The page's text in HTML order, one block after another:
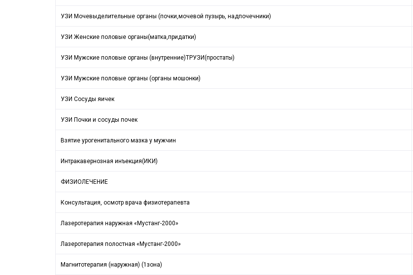
УЗИ Мочевыделительные органы (почки,мочевой пузырь, надпочечники)
УЗИ Женские половые органы(матка,придатки)
УЗИ Мужские половые органы (внутренние)ТРУЗИ(простаты)
УЗИ Мужские половые органы (органы мошонки)
УЗИ Сосуды яичек
УЗИ Почки и сосуды почек
Взятие урогенитального мазка у мужчин
Интракавернозная инъекция(ИКИ)
ФИЗИОЛЕЧЕНИЕ
Консультация, осмотр врача физиотерапевта
Лазеротерапия наружная «Мустанг-2000»
Лазеротерапия полостная «Мустанг-2000»
Магнитотерапия (наружная) (1зона)